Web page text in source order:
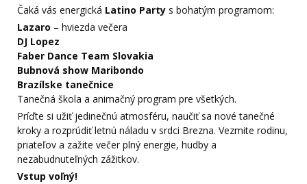
Čaká vás energická Latino Party s bohatým programom:
Lazaro – hviezda večera
DJ Lopez
Faber Dance Team Slovakia
Bubnová show Maribondo
Brazílske tanečnice
Tanečná škola a animačný program pre všetkých.
Príďte si užiť jedinečnú atmosféru, naučiť sa nové tanečné
kroky a rozprúdiť letnú náladu v srdci Brezna. Vezmite rodinu,
priateľov a zažite večer plný energie, hudby a
nezabudnuteľných zážitkov.
Vstup voľný!